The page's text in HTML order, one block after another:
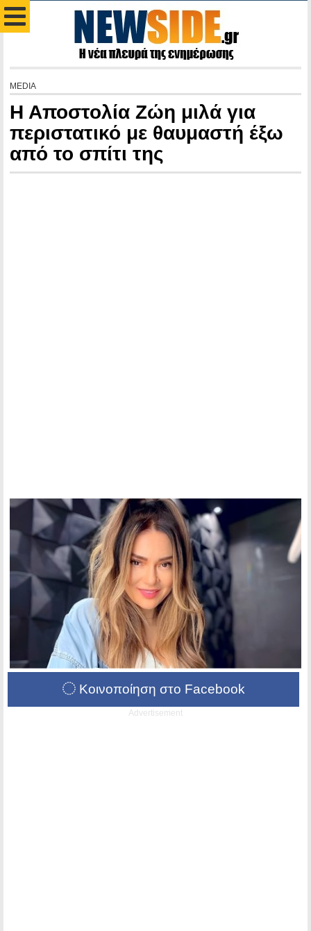
MEDIA
Η Αποστολία Ζώη μιλά για
περιστατικό με θαυμαστή έξω
από το σπίτι της
Κοινοποίηση στο Facebook
Advertisement